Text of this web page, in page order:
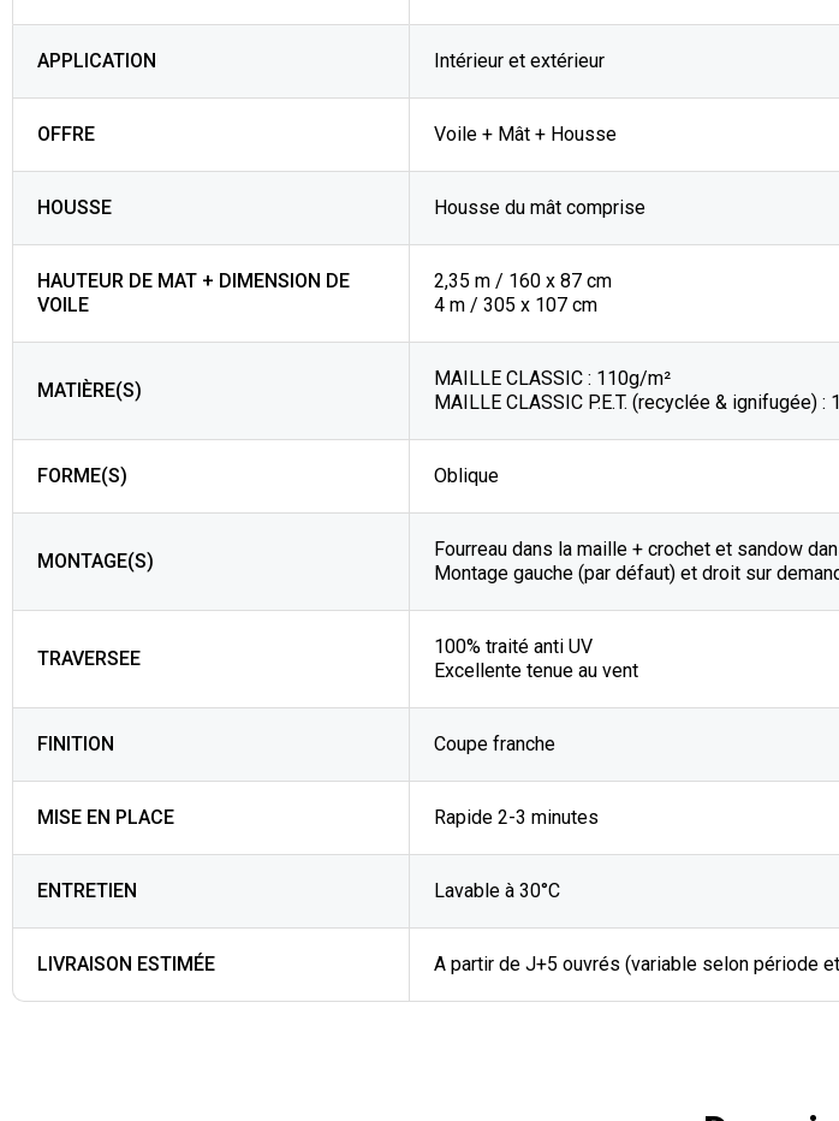
APPLICATION Intérieur et extérieur
OFFRE Voile + Mât + Housse
HOUSSE Housse du mât comprise
HAUTEUR DE MAT + DIMENSION DE
VOILE
2,35 m / 160 x 87 cm
4 m / 305 x 107 cm
MATIÈRE(S)
MAILLE CLASSIC : 110g/m²
MAILLE CLASSIC P.E.T. (recyclée & ignifugée) :
FORME(S) Oblique
MONTAGE(S)
Fourreau dans la maille + crochet et sandow
Montage gauche (par défaut) et droit sur
TRAVERSEE
100% traité anti UV
Excellente tenue au vent
FINITION Coupe franche
MISE EN PLACE Rapide 2-3 minutes
ENTRETIEN Lavable à 30°C
LIVRAISON ESTIMÉE A partir de J+5 ouvrés (variable selon période